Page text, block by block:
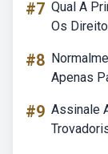
#7 Qual A
Os
#8
Apenas
#9 Assinale